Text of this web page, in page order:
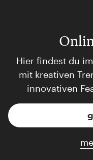
Hier findest du
mit kreativen
innovativen